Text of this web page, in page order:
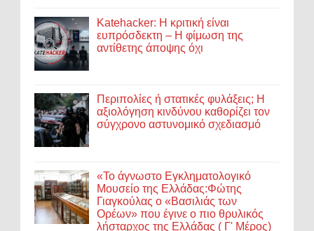
Katehacker: Η κριτική είναι
ευπρόσδεκτη – Η φίμωση της
αντίθετης άποψης όχι
Περιπολίες ή στατικές φυλάξεις; Η
αξιολόγηση κινδύνου καθορίζει τον
σύγχρονο αστυνομικό σχεδιασμό
«Το άγνωστο Εγκληματολογικό
Μουσείο της Ελλάδας:Φώτης
Γιαγκούλας ο «Βασιλιάς των
Ορέων» που έγινε ο πιο θρυλικός
λήσταρχος της Ελλάδας ( Γ' Μέρος)